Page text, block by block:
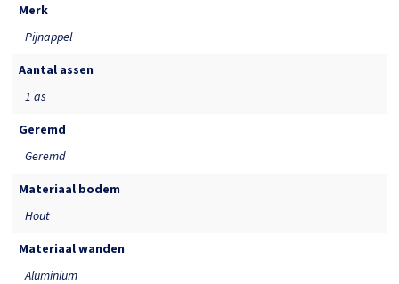
Merk
Pijnappel
Aantal assen
1 as
Geremd
Geremd
Materiaal bodem
Hout
Materiaal wanden
Aluminium